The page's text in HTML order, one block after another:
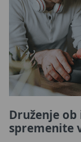
Druženje ob
spremenite